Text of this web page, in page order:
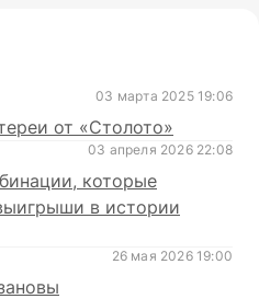
03 марта 2025 19:06
от «Столото»
03 апреля 2026 22:08
которые
в истории
26 мая 2026 19:00